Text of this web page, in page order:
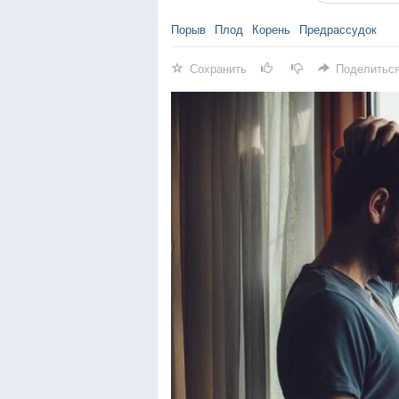
Порыв Плод Корень Предрассудок
Сохранить